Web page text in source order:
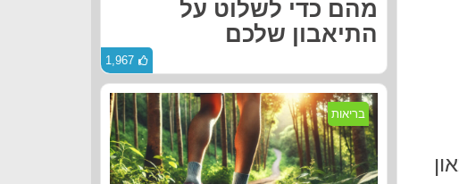
מהם כדי לשלוט על
התיאבון שלכם
1,967
בריאות